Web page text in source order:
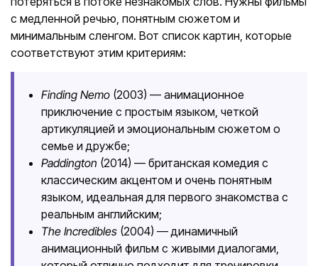
с медленной речью, понятным сюжетом и
минимальным сленгом. Вот список картин, которые
соответствуют этим критериям:
Finding Nemo (2003) — анимационное
приключение с простым языком, четкой
артикуляцией и эмоциональным сюжетом о
семье и дружбе;
Paddington (2014) — британская комедия с
классическим акцентом и очень понятным
языком, идеальная для первого знакомства с
реальным английским;
The Incredibles (2004) — динамичный
анимационный фильм с живыми диалогами,